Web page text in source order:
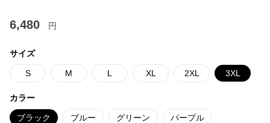
6,480 円
サイズ
S M L XL 2XL 3XL
カラー
ブラック ブルー グリーン パープル